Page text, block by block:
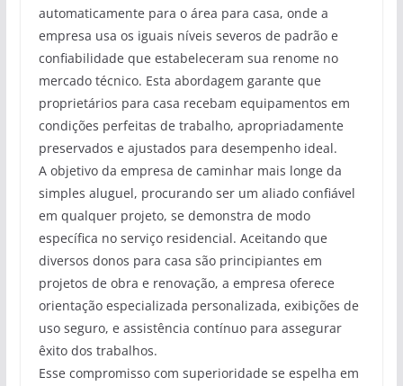
automaticamente para o área para casa, onde a
empresa usa os iguais níveis severos de padrão e
confiabilidade que estabeleceram sua renome no
mercado técnico. Esta abordagem garante que
proprietários para casa recebam equipamentos em
condições perfeitas de trabalho, apropriadamente
preservados e ajustados para desempenho ideal.
A objetivo da empresa de caminhar mais longe da
simples aluguel, procurando ser um aliado confiável
em qualquer projeto, se demonstra de modo
específica no serviço residencial. Aceitando que
diversos donos para casa são principiantes em
projetos de obra e renovação, a empresa oferece
orientação especializada personalizada, exibições de
uso seguro, e assistência contínuo para assegurar
êxito dos trabalhos.
Esse compromisso com superioridade se espelha em